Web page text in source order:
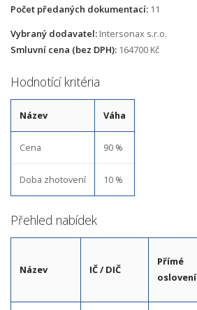
Počet předaných dokumentací: 11
Vybraný dodavatel: Intersonax s.r.o.
Smluvní cena (bez DPH): 164700 Kč
Hodnotící kritéria
Název Váha
Cena 90 %
Doba zhotovení 10 %
Přehled nabídek
Název IČ / DIČ
Přímé
oslovení